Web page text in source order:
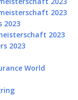
2023
2023
2023
2023
World